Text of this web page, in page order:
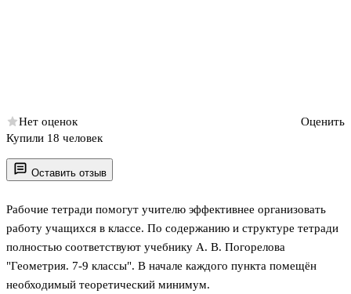
Оставить отзыв
Рабочие тетради помогут учителю эффективнее организовать
работу учащихся в классе. По содержанию и структуре тетради
полностью соответствуют учебнику А. В. Погорелова
"Геометрия. 7-9 классы". В начале каждого пункта помещён
необходимый теоретический минимум.
Нет оценок
Оценить
Купили 18 человек